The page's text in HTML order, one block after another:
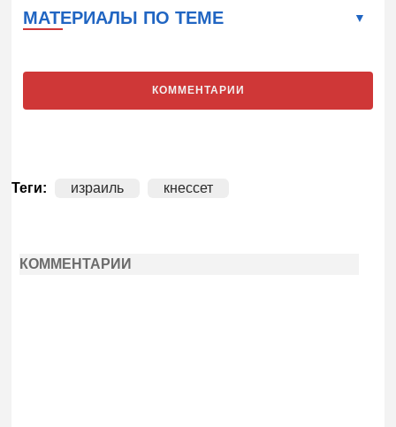
МАТЕРИАЛЫ ПО ТЕМЕ
КОММЕНТАРИИ
Теги: израиль кнессет
КОММЕНТАРИИ